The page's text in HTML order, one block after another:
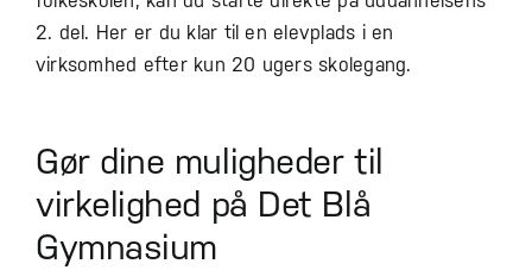
2. del. Her er du klar til en elevplads i en
virksomhed efter kun 20 ugers skolegang.
Gør dine muligheder til
virkelighed på Det Blå
Gymnasium